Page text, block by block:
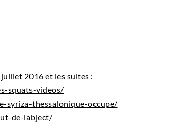
2016 et les suites :
squats-videos/
thessalonique-occupe/
de-labject/